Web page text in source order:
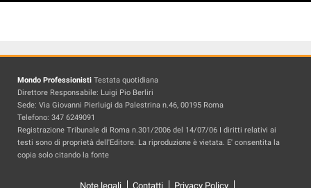
Mondo Professionisti Testata quotidiana
Direttore Responsabile: Luigi Pio Berliri
Sede: Via Giovanni Pierluigi da Palestrina n.46, 00195 Roma
Telefono: 347 6249091
Registrazione Tribunale di Roma n.301/2006 del 14/07/06 I diritti relativi ai
testi sono di proprietà dell'Editore. La riproduzione è vietata. E' consentita la
copia solo citando la fonte
Note legali Contatti Privacy Policy